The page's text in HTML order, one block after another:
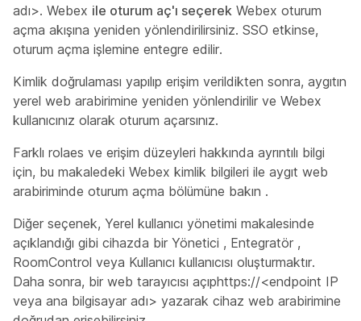
adı>. Webex ile oturum aç'ı seçerek Webex oturum
açma akışına yeniden yönlendirilirsiniz. SSO etkinse,
oturum açma işlemine entegre edilir.
Kimlik doğrulaması yapılıp erişim verildikten sonra, aygıtın
yerel web arabirimine yeniden yönlendirilir ve Webex
kullanıcınız olarak oturum açarsınız.
Farklı rolaes ve erişim düzeyleri hakkında ayrıntılı bilgi
için, bu makaledeki Webex kimlik bilgileri ile aygıt web
arabiriminde oturum açma bölümüne bakın .
Diğer seçenek, Yerel kullanıcı yönetimi makalesinde
açıklandığı gibi cihazda bir Yönetici , Entegratör ,
RoomControl veya Kullanıcı kullanıcısı oluşturmaktır.
Daha sonra, bir web tarayıcısı açıphttps://<endpoint IP
veya ana bilgisayar adı> yazarak cihaz web arabirimine